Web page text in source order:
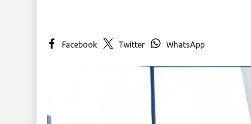
Multimedia
Facebook Twitter WhatsApp